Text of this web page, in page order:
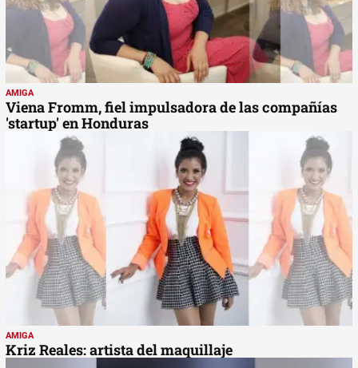
AMIGA
Viena Fromm, fiel impulsadora de las compañías
'startup' en Honduras
AMIGA
Kriz Reales: artista del maquillaje